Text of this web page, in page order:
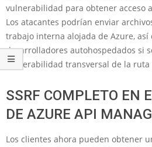
vulnerabilidad para obtener acceso
Los atacantes podrían enviar
trabajo interna alojada de Azure, así
desarrolladores autohospedados si
vulnerabilidad transversal de la ruta
SSRF COMPLETO EN
DE AZURE API
Los clientes ahora pueden obtener